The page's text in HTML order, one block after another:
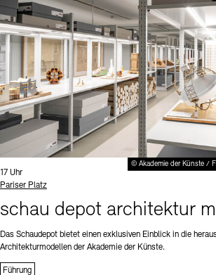
© Akademie der Künste /
Uhrzeit:
17 Uhr
Standort
Pariser Platz
schau depot architektur
Das Schaudepot bietet einen exklusiven Einblick in die
Architekturmodellen der Akademie der Künste.
Führung